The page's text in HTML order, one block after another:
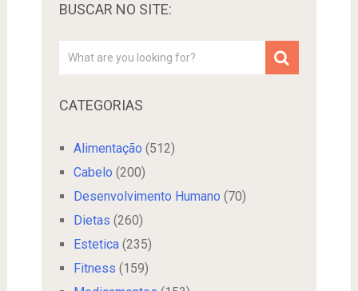
BUSCAR NO SITE:
CATEGORIAS
Alimentação (512)
Cabelo (200)
Desenvolvimento Humano (70)
Dietas (260)
Estetica(235)
Fitness (159)